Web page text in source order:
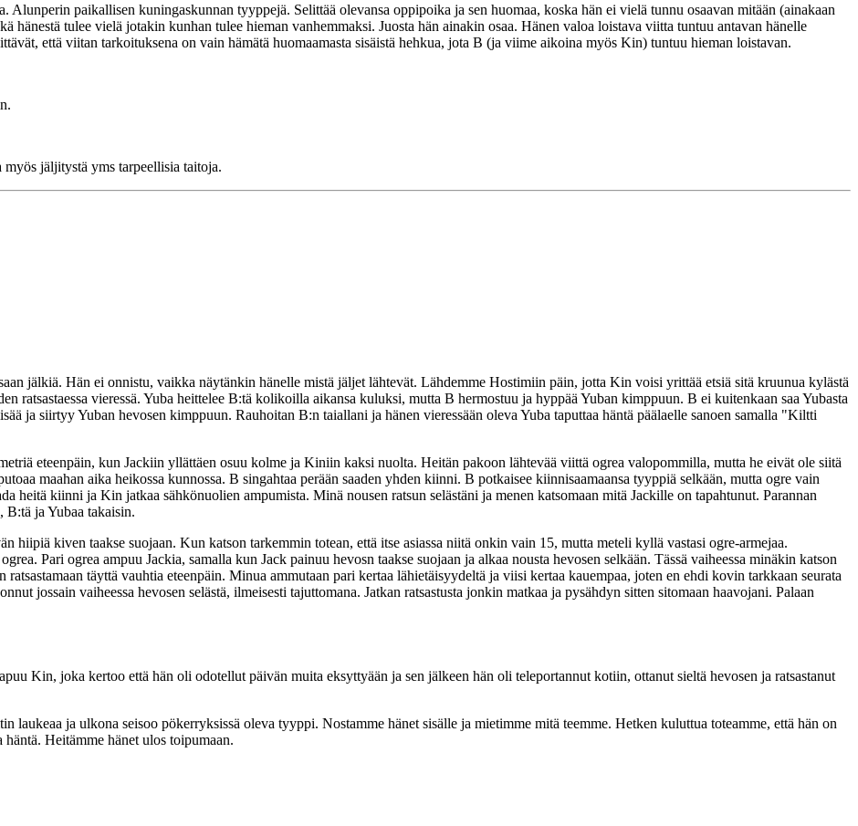
paikallisen kuningaskunnan tyyppejä. Selittää olevansa oppipoika ja sen huomaa, koska hän ei vielä tunnu osaavan mitään (ainakaan
hänestä tulee vielä jotakin kunhan tulee hieman vanhemmaksi. Juosta hän ainakin osaa. Hänen valoa loistava viitta tuntuu antavan hänelle
että viitan tarkoituksena on vain hämätä huomaamasta sisäistä hehkua, jota B (ja viime aikoina myös Kin) tuntuu hieman loistavan.
myös jäljitystä yms tarpeellisia taitoja.
jälkiä. Hän ei onnistu, vaikka näytänkin hänelle mistä jäljet lähtevät. Lähdemme Hostimiin päin, jotta Kin voisi yrittää etsiä sitä kruunua kylästä
ratsastaessa vieressä. Yuba heittelee B:tä kolikoilla aikansa kuluksi, mutta B hermostuu ja hyppää Yuban kimppuun. B ei kuitenkaan saa Yubasta
ja siirtyy Yuban hevosen kimppuun. Rauhoitan B:n taiallani ja hänen vieressään oleva Yuba taputtaa häntä päälaelle sanoen samalla "Kiltti
eteenpäin, kun Jackiin yllättäen osuu kolme ja Kiniin kaksi nuolta. Heitän pakoon lähtevää viittä ogrea valopommilla, mutta he eivät ole siitä
maahan aika heikossa kunnossa. B singahtaa perään saaden yhden kiinni. B potkaisee kiinnisaamaansa tyyppiä selkään, mutta ogre vain
heitä kiinni ja Kin jatkaa sähkönuolien ampumista. Minä nousen ratsun selästäni ja menen katsomaan mitä Jackille on tapahtunut. Parannan
B:tä ja Yubaa takaisin.
hiipiä kiven taakse suojaan. Kun katson tarkemmin totean, että itse asiassa niitä onkin vain 15, mutta meteli kyllä vastasi ogre-armejaa.
Pari ogrea ampuu Jackia, samalla kun Jack painuu hevosn taakse suojaan ja alkaa nousta hevosen selkään. Tässä vaiheessa minäkin katson
täyttä vauhtia eteenpäin. Minua ammutaan pari kertaa lähietäisyydeltä ja viisi kertaa kauempaa, joten en ehdi kovin tarkkaan seurata
jossain vaiheessa hevosen selästä, ilmeisesti tajuttomana. Jatkan ratsastusta jonkin matkaa ja pysähdyn sitten sitomaan haavojani. Palaan
Kin, joka kertoo että hän oli odotellut päivän muita eksyttyään ja sen jälkeen hän oli teleportannut kotiin, ottanut sieltä hevosen ja ratsastanut
ja ulkona seisoo pökerryksissä oleva tyyppi. Nostamme hänet sisälle ja mietimme mitä teemme. Hetken kuluttua toteamme, että hän on
Heitämme hänet ulos toipumaan.